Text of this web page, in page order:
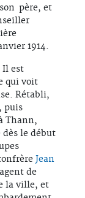
père, et
1914.
Il est
qui voit
Rétabli,
puis
Thann,
dès le début
Jean
de
la ville, et